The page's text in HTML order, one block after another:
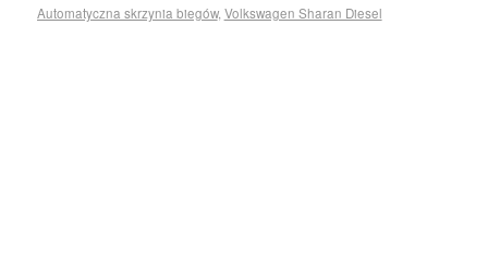
Automatyczna skrzynia biegów, Volkswagen Sharan Diesel